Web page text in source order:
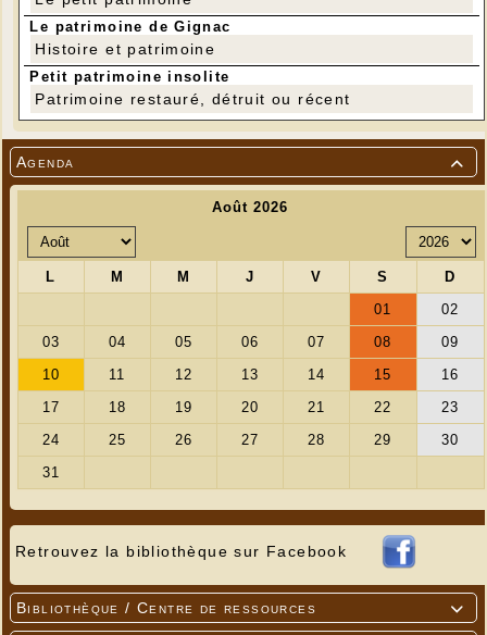

Agenda
Retrouvez la bibliothèque sur Facebook

Bibliothèque / Centre de ressources
début, rester ensemble est un progrès, travailler
ensemble est la réussite...ʺ
représentations sont d’ores et déjà programmées
pour le 11 novembre 2018, en matinée à Gignac et
en soirée à Cuzance.
Le patrimoine de Gignac
Histoire et patrimoine
Petit patrimoine insolite
Patrimoine restauré, détruit ou récent